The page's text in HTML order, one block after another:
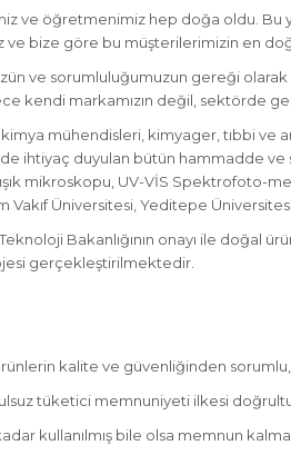
ve öğretmenimiz hep doğa oldu.
bize göre bu müşterilerimizin en
ve sorumluluğumuzun gereği
kendi markamızın değil, sektörde
mühendisleri, kimyager, tıbbi ve
ihtiyaç duyulan bütün hammadde
mikroskopu, UV-VİS Spektrofoto-
Vakıf Üniversitesi, Yeditepe
Bakanlığının onayı ile doğal
gerçekleştirilmektedir.
kalite ve güvenliğinden
tüketici memnuniyeti ilkesi
kullanılmış bile olsa memnun